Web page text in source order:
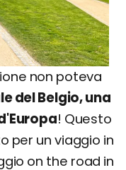
non poteva
del Belgio, una
! Questo
per un viaggio in
on the road in